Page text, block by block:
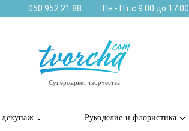
050 952 21 88 Пн - Пт с 9:00 до 17:00
Супермаркет творчества
декупаж Рукоделие и флористика